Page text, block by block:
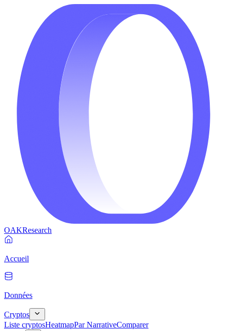
OAKResearch
Accueil
Données
Cryptos
Liste cryptosHeatmapPar NarrativeComparer